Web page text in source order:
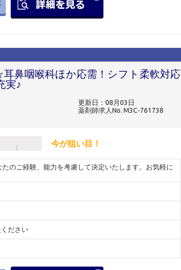
鼻咽喉科ほか応需！シフト柔軟対応
実♪
更新日：08月03日
薬剤師求人No. M3C-761738
今が狙い目！
のご経験、能力を考慮して決定いたします。お気軽に
ださい